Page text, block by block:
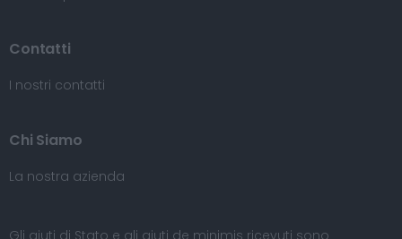
Contatti
I nostri contatti
Chi Siamo
La nostra azienda